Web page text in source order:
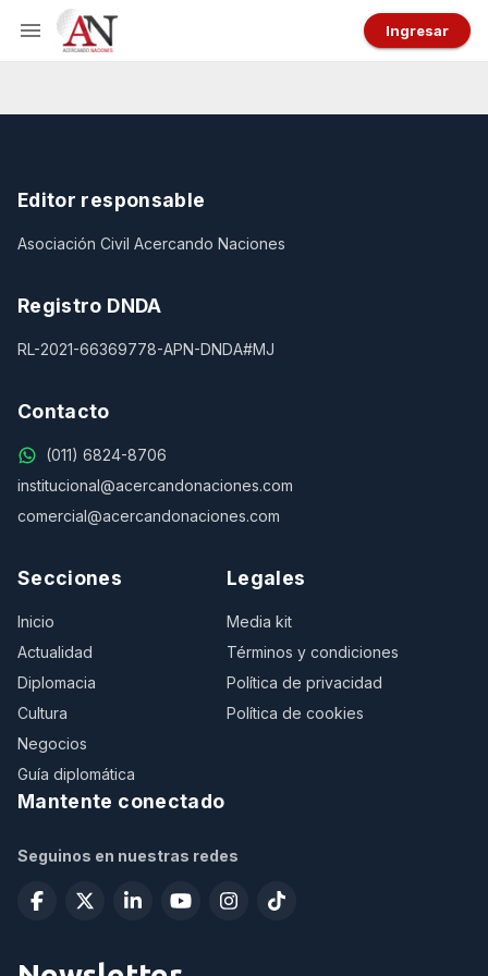
Ingresar
Editor responsable
Asociación Civil Acercando Naciones
Registro DNDA
RL-2021-66369778-APN-DNDA#MJ
Contacto
(011) 6824-8706
institucional@acercandonaciones.com
comercial@acercandonaciones.com
Secciones
Inicio
Actualidad
Diplomacia
Cultura
Negocios
Guía diplomática
Legales
Media kit
Términos y condiciones
Política de privacidad
Política de cookies
Mantente conectado
Seguinos en nuestras redes